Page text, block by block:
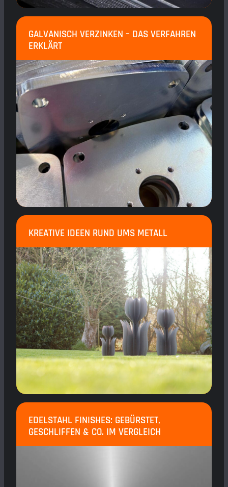
GALVANISCH VERZINKEN – DAS VERFAHREN
ERKLÄRT
KREATIVE IDEEN RUND UMS METALL
EDELSTAHL FINISHES: GEBÜRSTET,
GESCHLIFFEN & CO. IM VERGLEICH